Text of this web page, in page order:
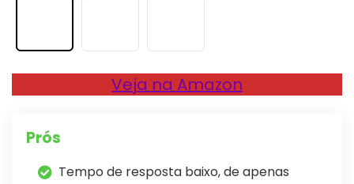
Veja na Amazon
Prós
Tempo de resposta baixo, de apenas